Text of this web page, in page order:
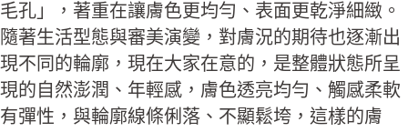
毛孔」，著重在讓膚色更均勻、表面更乾淨細緻。
隨著生活型態與審美演變，對膚況的期待也逐漸出
現不同的輪廓，現在大家在意的，是整體狀態所呈
現的自然澎潤、年輕感，膚色透亮均勻、觸感柔軟
有彈性，與輪廓線條俐落、不顯鬆垮，這樣的膚